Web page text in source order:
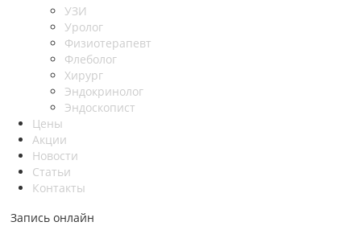
УЗИ
Уролог
Физиотерапевт
Флеболог
Хирург
Эндокринолог
Эндоскопист
Цены
Акции
Новости
Статьи
Контакты
Запись онлайн